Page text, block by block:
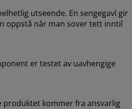
utseende. En sengegavl gir
oppstå når man sover tett inntil
er testet av uavhengige
produktet kommer fra ansvarlig